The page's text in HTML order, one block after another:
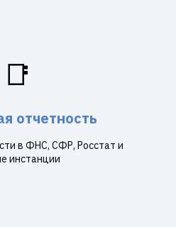
📑
отчетность
в ФНС, СФР, Росстат и
инстанции